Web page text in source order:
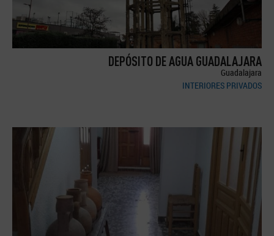
DEPÓSITO DE AGUA GUADALAJARA
Guadalajara
INTERIORES PRIVADOS